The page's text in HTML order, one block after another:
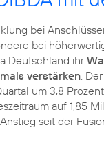
bei
bei
Deutschland ihr
verstärken.
um 3,8 Prozent
auf 1,85
seit der